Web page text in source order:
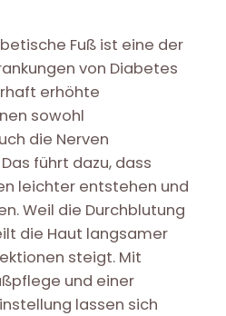
Fuß ist eine der
von Diabetes
erhöhte
sowohl
die Nerven
führt dazu, dass
leichter entstehen und
Weil die Durchblutung
die Haut langsamer
steigt. Mit
und einer
lassen sich